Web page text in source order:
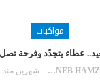
مواكبات
عطاء يتجدّد وفرحة
ZAYNEB HAMZAOUI شهرين منذ